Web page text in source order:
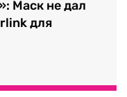
Маск не дал
для